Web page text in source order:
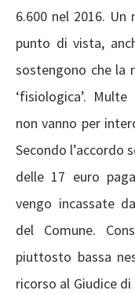
6.600 nel 2016.
punto di vista,
sostengono che la
‘fisiologica’.
non vanno per
Secondo
delle 17 euro
vengo incassate
del Comune.
piuttosto bassa
ricorso al Giudice